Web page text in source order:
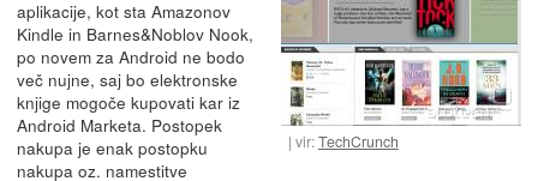
vir:TechCrunch
aplikacije, kot sta Amazonov
Kindle in Barnes&Noblov Nook,
po novem za Android ne bodo
več nujne, saj bo elektronske
knjige mogoče kupovati kar iz
Android Marketa. Postopek
nakupa je enak postopku
nakupa oz. namestitve